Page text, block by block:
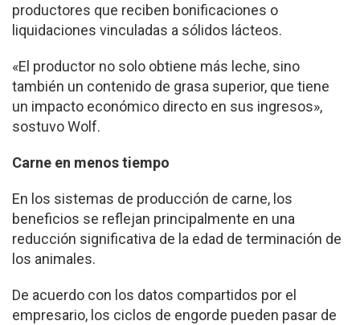
productores que reciben bonificaciones o
liquidaciones vinculadas a sólidos lácteos.
«El productor no solo obtiene más leche, sino
también un contenido de grasa superior, que tiene
un impacto económico directo en sus ingresos»,
sostuvo Wolf.
Carne en menos tiempo
En los sistemas de producción de carne, los
beneficios se reflejan principalmente en una
reducción significativa de la edad de terminación de
los animales.
De acuerdo con los datos compartidos por el
empresario, los ciclos de engorde pueden pasar de